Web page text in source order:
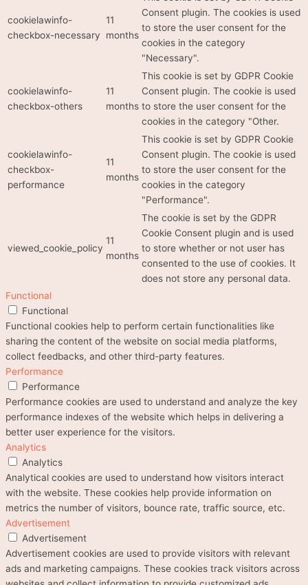
cookielawinfo-
checkbox-necessary
11
months
Consent plugin. The cookies is used
to store the user consent for the
cookies in the category
"Necessary".
cookielawinfo-
checkbox-others
11
months
This cookie is set by GDPR Cookie
Consent plugin. The cookie is used
to store the user consent for the
cookies in the category "Other.
cookielawinfo-
checkbox-
performance
11
months
This cookie is set by GDPR Cookie
Consent plugin. The cookie is used
to store the user consent for the
cookies in the category
"Performance".
viewed_cookie_policy
11
months
The cookie is set by the GDPR
Cookie Consent plugin and is used
to store whether or not user has
consented to the use of cookies. It
does not store any personal data.
Functional
Functional
Functional cookies help to perform certain functionalities like
sharing the content of the website on social media platforms,
collect feedbacks, and other third-party features.
Performance
Performance
Performance cookies are used to understand and analyze the key
performance indexes of the website which helps in delivering a
better user experience for the visitors.
Analytics
Analytics
Analytical cookies are used to understand how visitors interact
with the website. These cookies help provide information on
metrics the number of visitors, bounce rate, traffic source, etc.
Advertisement
Advertisement
Advertisement cookies are used to provide visitors with relevant
ads and marketing campaigns. These cookies track visitors across